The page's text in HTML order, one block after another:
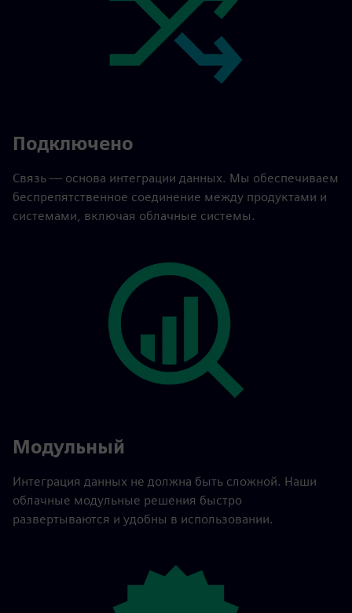
Подключено
Связь — основа интеграции данных. Мы обеспечиваем
беспрепятственное соединение между продуктами и
системами, включая облачные системы.
Модульный
Интеграция данных не должна быть сложной. Наши
облачные модульные решения быстро
развертываются и удобны в использовании.